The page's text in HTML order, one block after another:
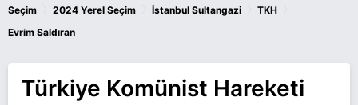
Seçim 2024 Yerel Seçim İstanbul Sultangazi TKH
Evrim Saldıran
Türkiye Komünist Hareketi